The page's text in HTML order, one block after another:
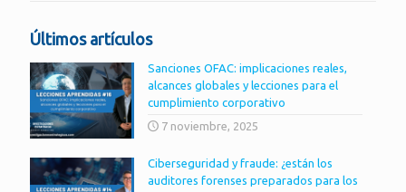
Últimos artículos
Sanciones OFAC: implicaciones reales,
alcances globales y lecciones para el
cumplimiento corporativo
7 noviembre, 2025
Ciberseguridad y fraude: ¿están los
auditores forenses preparados para los